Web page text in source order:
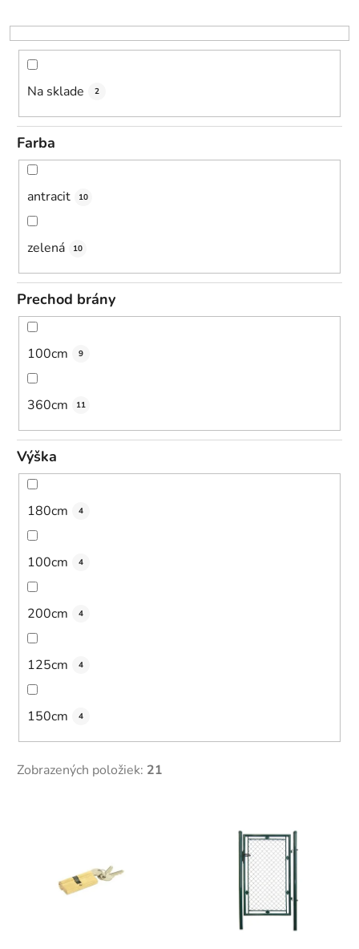
r
o
o
Na sklade 2
Farba
antracit 10
zelená 10
Prechod brány
100cm 9
360cm 11
Výška
180cm 4
100cm 4
200cm 4
125cm 4
150cm 4
Zobrazených položiek: 21